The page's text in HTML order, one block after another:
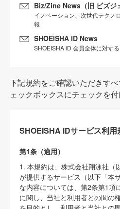
Biz/Zine News（旧 ビズジ
イノベーション、次世代テクノ
報
SHOEISHA iD News
SHOEISHA iD 会員全体に対す
下記規約をご確認いただきす
ェックボックスにチェックを付
SHOEISHA iDサービス利用
第1条（適用）
1. 本規約は、株式会社翔泳社（
が提供するサービス（以下「本
な内容については、第2条第1項
に関し、当社と利用者との間の